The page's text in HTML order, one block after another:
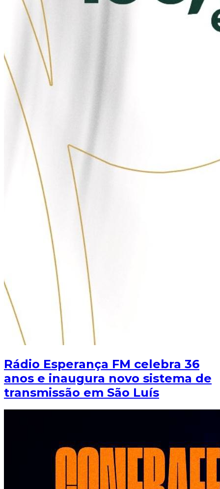
Rádio Esperança FM celebra 36
anos e inaugura novo sistema de
transmissão em São Luís